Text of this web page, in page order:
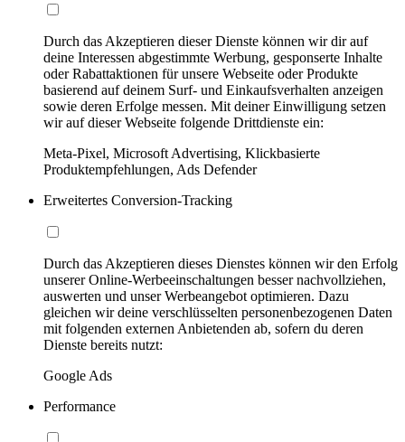
Durch das Akzeptieren dieser Dienste können wir dir auf
deine Interessen abgestimmte Werbung, gesponserte Inhalte
oder Rabattaktionen für unsere Webseite oder Produkte
basierend auf deinem Surf- und Einkaufsverhalten anzeigen
sowie deren Erfolge messen. Mit deiner Einwilligung setzen
wir auf dieser Webseite folgende Drittdienste ein:
Meta-Pixel, Microsoft Advertising, Klickbasierte
Produktempfehlungen, Ads Defender
Erweitertes Conversion-Tracking
Durch das Akzeptieren dieses Dienstes können wir den Erfolg
unserer Online-Werbeeinschaltungen besser nachvollziehen,
auswerten und unser Werbeangebot optimieren. Dazu
gleichen wir deine verschlüsselten personenbezogenen Daten
mit folgenden externen Anbietenden ab, sofern du deren
Dienste bereits nutzt:
Google Ads
Performance